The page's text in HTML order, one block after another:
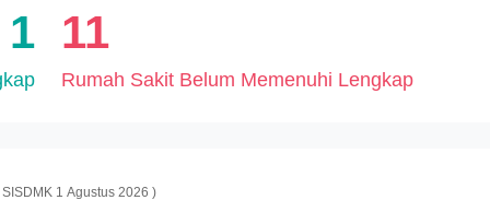
1 11
Rumah Sakit Belum Memenuhi Lengkap
1 Agustus 2026 )